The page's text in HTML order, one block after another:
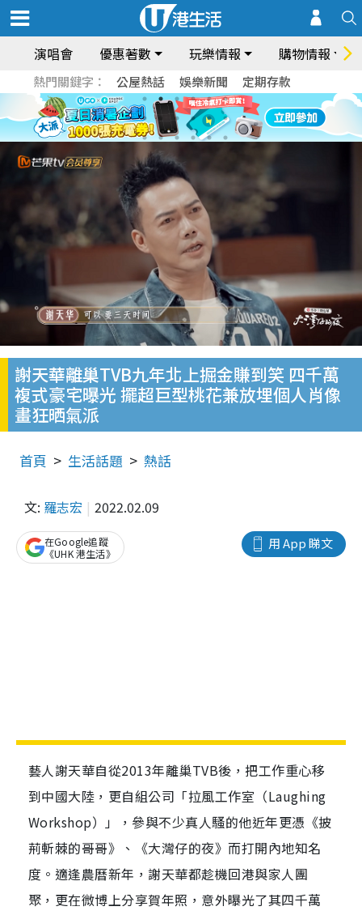
演唱會 優惠著數 玩樂情報 購物情報
熱門關鍵字： 公屋熱話 娛樂新聞 定期存款
謝天華離巢TVB九年北上掘金賺到笑 四千萬
複式豪宅曝光 擺超巨型桃花兼放埋個人肖像
畫狂晒氣派
首頁 生活話題 熱話
文: 羅志宏 2022.02.09
用 App 睇文
在Google追蹤
《UHK 港生活》
藝人謝天華自從2013年離巢TVB後，把工作重心移
到中國大陸，更自組公司「拉風工作室（Laughing
Workshop）」，參與不少真人騷的他近年更憑《披
荊斬棘的哥哥》、《大灣仔的夜》而打開內地知名
度。適逢農曆新年，謝天華都趁機回港與家人團
聚，更在微博上分享賀年照，意外曝光了其四千萬